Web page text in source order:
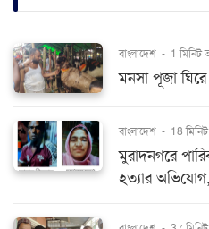
বাংলাদেশ - 1 মিনিট
মনসা পূজা
বাংলাদেশ - 18
মুরাদনগরে
হত্যার